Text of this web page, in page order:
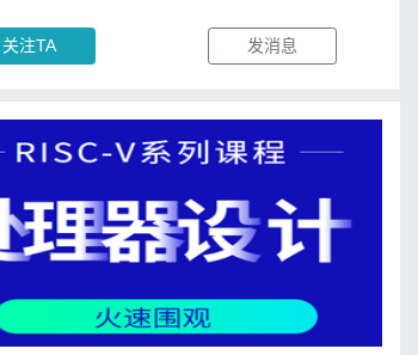
关注TA 发消息